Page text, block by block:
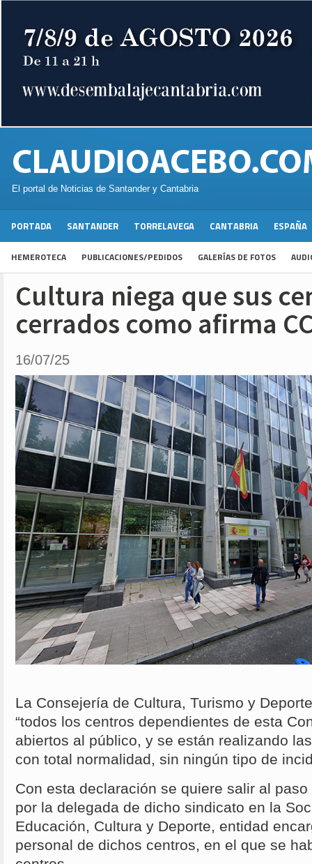
El portal de Noticias de Santander y Cantabria
PORTADA SANTANDER TORRELAVEGA CANTABRIA ESPAÑA
HEMEROTECA PUBLICACIONES/PEDIDOS GALERÍAS DE FOTOS
Cultura niega que sus
cerrados como afirma
16/07/25
La Consejería de Cultura, Turismo y
“todos los centros dependientes de esta
abiertos al público, y se están realizando
con total normalidad, sin ningún tipo de
Con esta declaración se quiere salir al
por la delegada de dicho sindicato en la
Educación, Cultura y Deporte, entidad
personal de dichos centros, en el que se